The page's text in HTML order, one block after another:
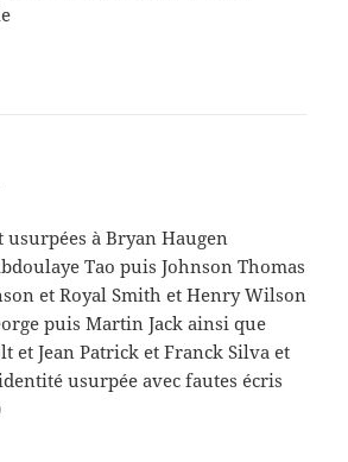
usurpées à Bryan Haugen
Tao puis Johnson Thomas
et Royal Smith et Henry Wilson
puis Martin Jack ainsi que
et Jean Patrick et Franck Silva et
usurpée avec fautes écris